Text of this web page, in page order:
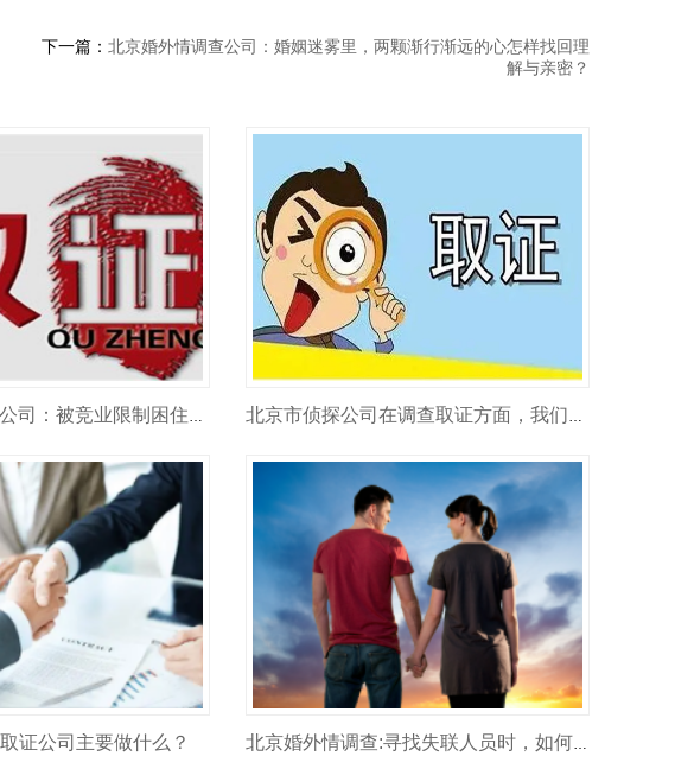
下一篇： 北京婚外情调查公司：婚姻迷雾里，两颗渐行渐远的心怎样找回理
解与亲密？
北京市商务调查公司：被竞业限制困住的员工们， 竞业限制是否合理合法？ 北京市侦探公司在调查取证方面，我们通过在专业律师的指引下采集证据
证公司主要做什么？ 北京婚外情调查:寻找失联人员时，如何找到最有效的方法？